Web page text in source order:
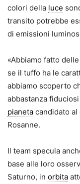
colori della luce
transito potrebbe
di emissioni
«Abbiamo fatto
se il tuffo ha le
abbiamo scoperto
abbastanza
pianeta candidato al
Rosanne.
Il team specula
base alle loro
Saturno, in orbita